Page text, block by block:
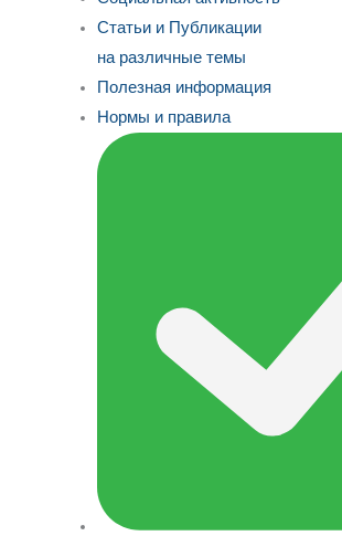
Статьи и Публикации
на различные темы
Полезная информация
Нормы и правила